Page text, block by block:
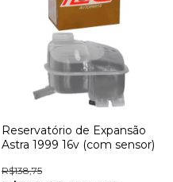
Reservatório de Expansão
Astra 1999 16v (com sensor)
R$138,75